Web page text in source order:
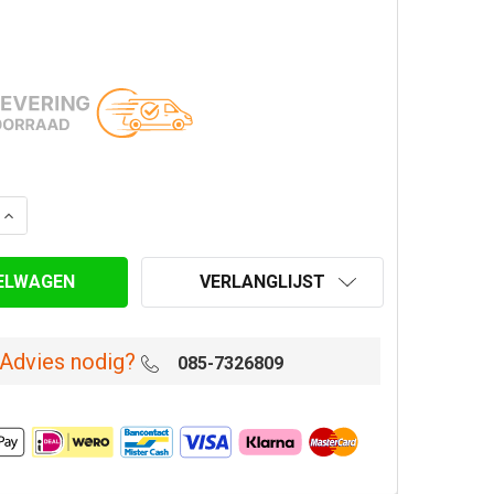
VAN ROESTVASTSTAAL VERLOOP 109M-150V
VERHOOG AANTAL VAN ROESTVASTSTAAL VERLOOP
VERLANGLIJST
Advies nodig? 085-7326809